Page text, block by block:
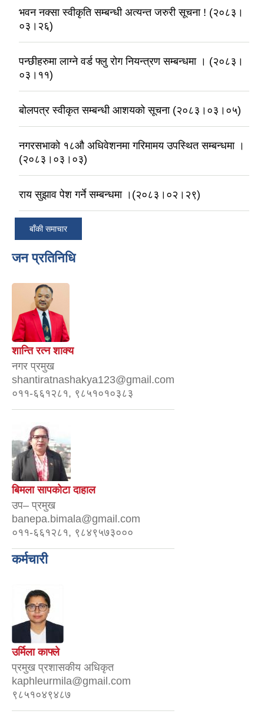
भवन नक्सा स्वीकृति सम्बन्धी अत्यन्त जरुरी सूचना ! (२०८३।
०३।२६)
पन्छीहरुमा लाग्ने वर्ड फ्लु रोग नियन्त्रण सम्बन्धमा । (२०८३।
०३।११)
बोलपत्र स्वीकृत सम्बन्धी आशयको सूचना (२०८३।०३।०५)
नगरसभाको १८औ अधिवेशनमा गरिमामय उपस्थित सम्बन्धमा ।
(२०८३।०३।०३)
राय सुझाव पेश गर्ने सम्बन्धमा ।(२०८३।०२।२९)
बाँकी समाचार
जन प्रतिनिधि
शान्ति रत्न शाक्य
नगर प्रमुख
shantiratnashakya123@gmail.com
०११-६६१२८१, ९८५१०१०३८३
बिमला सापकोटा दाहाल
उप– प्रमुख
banepa.bimala@gmail.com
०११-६६१२८१, ९८४९५७३०००
कर्मचारी
उर्मिला काफ्ले
प्रमुख प्रशासकीय अधिकृत
kaphleurmila@gmail.com
९८५१०४९४८७